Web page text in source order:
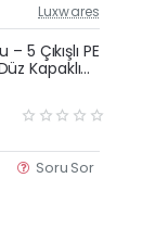
Güncel Fiyat
Yeni Ürün
Luxwares
5 Çıkışlı PE
Kapaklı
Soru Sor